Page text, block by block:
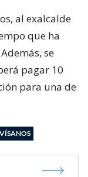
al exalcalde
que ha
se
pagar 10
para una de